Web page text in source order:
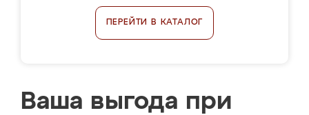
ПЕРЕЙТИ В КАТАЛОГ
Ваша выгода при